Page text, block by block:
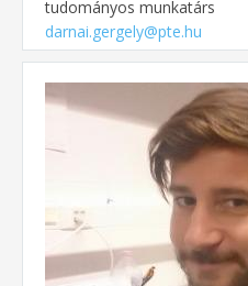
tudományos munkatárs
darnai.gergely@pte.hu